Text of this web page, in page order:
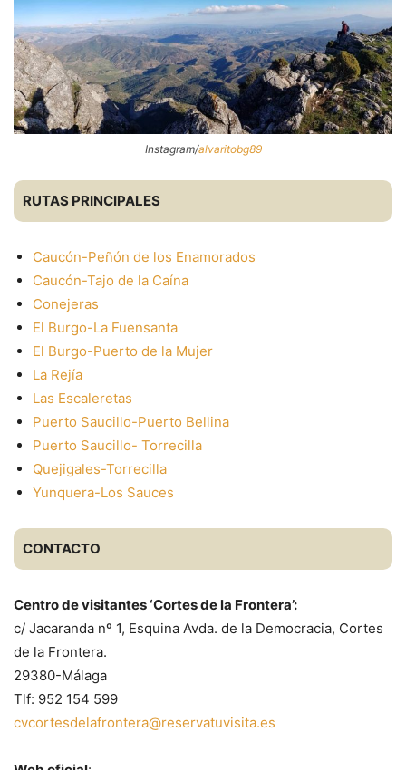
Instagram/alvaritobg89
RUTAS PRINCIPALES
Caucón-Peñón de los Enamorados
Caucón-Tajo de la Caína
Conejeras
El Burgo-La Fuensanta
El Burgo-Puerto de la Mujer
La Rejía
Las Escaleretas
Puerto Saucillo-Puerto Bellina
Puerto Saucillo- Torrecilla
Quejigales-Torrecilla
Yunquera-Los Sauces
CONTACTO
Centro de visitantes ‘Cortes de la Frontera’:
c/ Jacaranda nº 1, Esquina Avda. de la Democracia, Cortes
de la Frontera.
29380-Málaga
Tlf: 952 154 599
cvcortesdelafrontera@reservatuvisita.es